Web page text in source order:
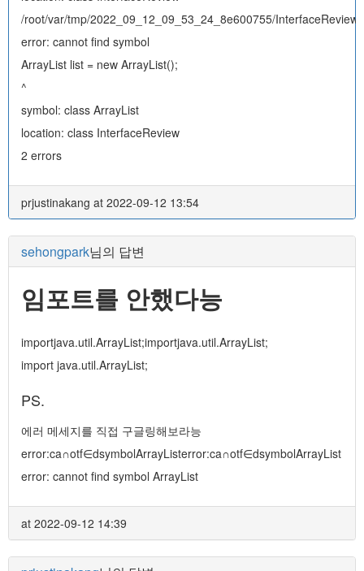
/root/var/tmp/2022_09_12_09_53_24_8e600755/
error: cannot find symbol
ArrayList list = new ArrayList();
^
symbol: class ArrayList
location: class InterfaceReview
2 errors
prjustinakang at 2022-09-12 13:54
sehongpark님의 답변
임포트를 안했다능
importjava.util.ArrayList;importjava.util.ArrayList;
import java.util.ArrayList;
PS.
에러 메세지를 직접 구글링해보라능
error:ca∩otf∈dsymbolArrayListerror:ca∩otf∈dsymbolArrayList
error: cannot find symbol ArrayList
at 2022-09-12 14:39